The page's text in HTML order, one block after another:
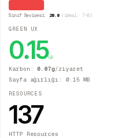
Sınıf Seviyesi: 20.0(ideal: 7–8)
GREEN UX
0.15MB
Karbon: 0.07g/ziyaret
Sayfa ağırlığı: 0.15 MB
RESOURCES
137
HTTP Resources